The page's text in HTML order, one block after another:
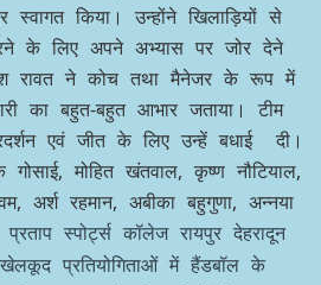
स्वागत किया। उन्होंने खिलाड़ियों से
के लिए अपने अभ्यास पर जोर देने
रावत ने कोच तथा मैनेजर के रूप में
का बहुत-बहुत आभार जताया। टीम
एवं जीत के लिए उन्हें बधाई दी।
मोहित खंतवाल, कृष्ण नौटियाल,
अर्श रहमान, अबीका बहुगुणा, अन्नया
प्रताप स्पोर्ट्स कॉलेज रायपुर देहरादून
प्रतियोगिताओं में हैंडबॉल के